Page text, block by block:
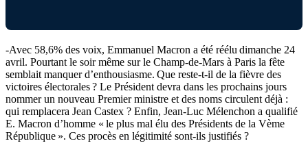
-Avec 58,6% des voix, Emmanuel Macron a été réélu dimanche 24
avril. Pourtant le soir même sur le Champ-de-Mars à Paris la fête
semblait manquer d’enthousiasme. Que reste-t-il de la fièvre des
victoires électorales ? Le Président devra dans les prochains jours
nommer un nouveau Premier ministre et des noms circulent déjà :
qui remplacera Jean Castex ? Enfin, Jean-Luc Mélenchon a qualifié
E. Macron d’homme « le plus mal élu des Présidents de la Vème
République ». Ces procès en légitimité sont-ils justifiés ?